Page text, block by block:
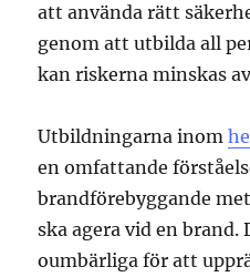
att använda rätt
genom att utbilda all
kan riskerna minskas
Utbildningarna inom
en omfattande
brandförebyggande
ska agera vid en brand.
oumbärliga för att